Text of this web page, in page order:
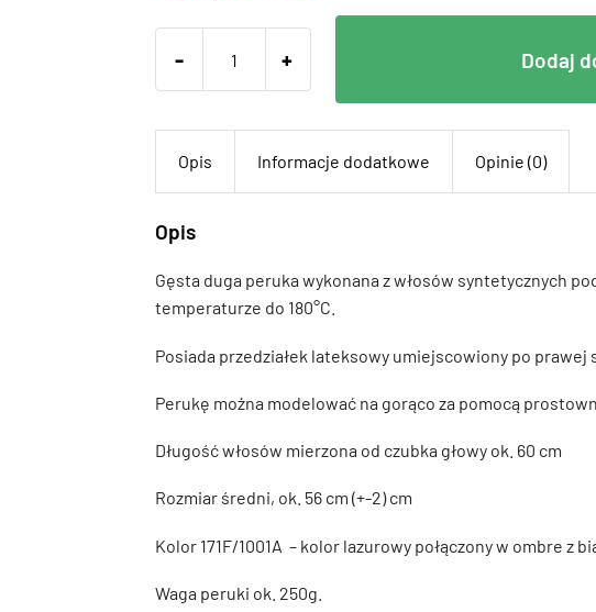
- + Dodaj
Opis Informacje dodatkowe Opinie (0)
Opis
Gęsta duga peruka wykonana z włosów syntetycznych
temperaturze do 180°C.
Posiada przedziałek lateksowy umiejscowiony po prawej
Perukę można modelować na gorąco za pomocą
Długość włosów mierzona od czubka głowy ok. 60 cm
Rozmiar średni, ok. 56 cm (+-2) cm
Kolor 171F/1001A – kolor lazurowy połączony w ombre z
Waga peruki ok. 250g.